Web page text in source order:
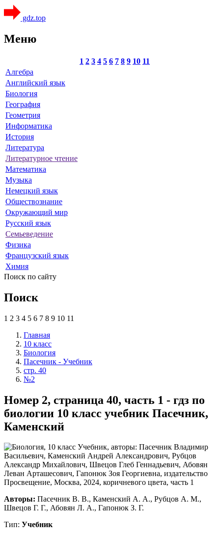
gdz.top
Меню
1 2 3 4 5 6 7 8 9 10 11
Алгебра
Английский язык
Биология
География
Геометрия
Информатика
История
Литература
Литературное чтение
Математика
Музыка
Немецкий язык
Обществознание
Окружающий мир
Русский язык
Семьеведение
Физика
Французский язык
Химия
Поиск по сайту
Поиск
1 2 3 4 5 6 7 8 9 10 11
Главная
10 класс
Биология
Пасечник - Учебник
стр. 40
№2
Номер 2, страница 40, часть 1 - гдз по
биологии 10 класс учебник Пасечник,
Каменский
Авторы: Пасечник В. В., Каменский А. А., Рубцов А. М.,
Швецов Г. Г., Абовян Л. А., Гапонюк З. Г.
Тип: Учебник